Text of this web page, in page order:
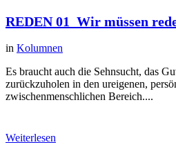
REDEN 01_Wir müssen
in Kolumnen
Es braucht auch die Sehnsucht, das
zurückzuholen in den ureigenen,
zwischenmenschlichen Bereich....
Weiterlesen